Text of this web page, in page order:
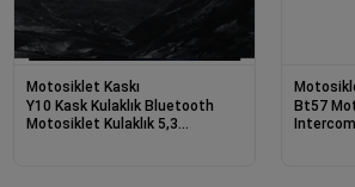
Motosiklet Kaskı
Y10 Kask Kulaklık Bluetooth
Motosiklet Kulaklık 5,3
Bt57